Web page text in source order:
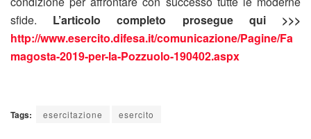
sfide. L’articolo completo prosegue qui >>>
http://www.esercito.difesa.it/comunicazione/Pagine/Fa
magosta-2019-per-la-Pozzuolo-190402.aspx
Tags: esercitazione esercito